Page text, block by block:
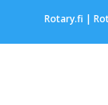
Rotary.fi |